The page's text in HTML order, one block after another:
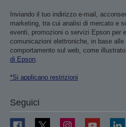
Inviando il tuo indirizzo e-mail,
marketing, tra cui analisi di mercato e
eventi, promozioni o servizi Epson per
comunicazioni elettroniche, in base
comportamento sul web, come illustrato
di Epson.
*Si applicano restrizioni
Seguici